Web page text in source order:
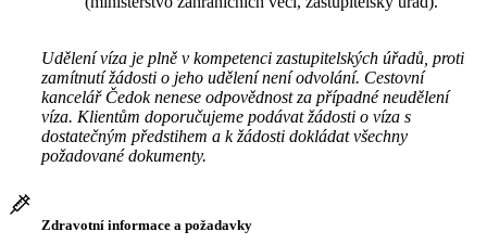
Udělení víza je plně v kompetenci zastupitelských úřadů, proti
zamítnutí žádosti o jeho udělení není odvolání. Cestovní
kancelář Čedok nenese odpovědnost za případné neudělení
víza. Klientům doporučujeme podávat žádosti o víza s
dostatečným předstihem a k žádosti dokládat všechny
požadované dokumenty.
Zdravotní informace a požadavky